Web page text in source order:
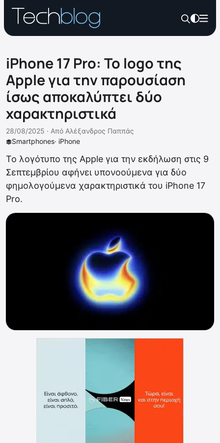
iPhone 17 Pro: Το logo της
Apple για την παρουσίαση
ίσως αποκαλύπτει δύο
χαρακτηριστικά
Smartphones· iPhone
28/08/2025 · Από Αλέξανδρος Παππάς
Το λογότυπο της Apple για την εκδήλωση στις 9
Σεπτεμβρίου αφήνει υπονοούμενα για δύο
φημολογούμενα χαρακτηριστικά του iPhone 17
Pro.